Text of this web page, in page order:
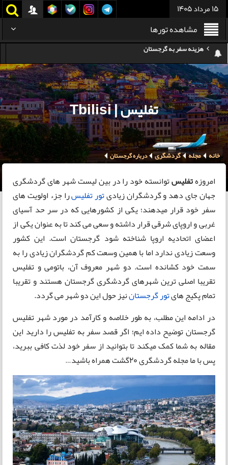
15 مرداد 1405
مشاهده تورها
کدام هواپیمایی کدام ترمینال مهرآباد؟
استرداد بلیط هواپیما در شرایط جنگی
هزینه تفریحات استانبول ۲۰۲۵
سفر به ارمنستان | دیدنی‌ها و تجربیات جذاب
معرفی بهترین غذاهای محلی و خیابانی دبی
هزینه سفر به گرجستان
هزینه سفر به تایلند
تفلیس | Tbilisi
خانه مجله گردشگری درباره گرجستان
امروزهتفلیستوانسته خود را در بین لیست شهر های گردشگری
جهان جای دهد و گردشگران زیادیتور تفلیسرا جزء اولویت های
سفر خود قرار میدهند؛ یکی از کشورهایی که در سر حد آسیای
غربی و اروپای شرقی قرار داشته و سعی می کند تا به عنوان یکی از
اعضای اتحادیه اروپا شناخته شود گرجستان است. این کشور
وسعت زیادی ندارد اما با همین وسعت کم گردشگران زیادی را به
سمت خود کشانده است. دو شهر معروف آن، باتومی و تفلیس
تقریبا اصلی ترین شهرهای گردشگری گرجستان هستند و تقریبا
تمام پکیج هایتور گرجستاننیز حول این دو شهر می گردد.
در ادامه این مطلب، به طور خلاصه و کارآمد در مورد شهر تفلیس
گرجستان توضیح داده ایم؛ اگر قصد سفر به تفلیس را دارید این
مقاله به شما کمک میکند تا بتوانید از سفر خود لذت کافی ببرید،
پس با ما مجله گردشگری 20گشت همراه باشید…